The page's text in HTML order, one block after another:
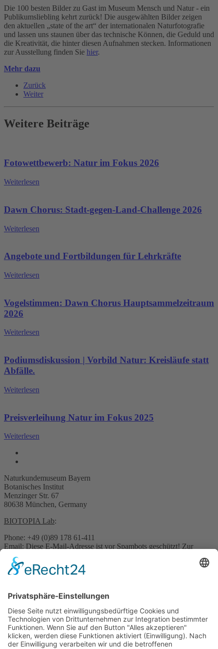
Die 100 besten Bilder zu Gast im Museum Mensch und Natur - ein
Publikumsliebling kehrt zurück! Die ausgewählten Bilder zeigen
den aktuellen „state of the art“ der internationalen Naturfotografie
und lassen uns staunen über das technische Können, die Geduld und
die Kreativität, die hinter diesen Aufnahmen stecken. Informationen
zur Ausstellung finden Sie hier.
Mehr dazu
Zurück
Weiter
Weitere Beiträge
Fotowettbewerb: Natur im Fokus 2026
Weiterlesen
Dawn Chorus: Stadt-gegen-Land-Challenge 2026
Weiterlesen
Angebote und Fortbildungen für Lehrkräfte
Weiterlesen
Vogelstimmen: Dawn Chorus Hauptsammelzeitraum
2026
Weiterlesen
Podiumsdiskussion | Vorbild Natur: Kreisläufe statt
Abfälle.
Weiterlesen
Preisverleihung Natur im Fokus 2025
Weiterlesen
Naturkundemuseum Bayern
Botanisches Institut
Menzinger Str. 67
80638 München, Germany
BIOTOPIA Lab:
Phone: +49 (0)89 178 61-411
Email: Diese E-Mail-Adresse ist vor Spambots geschützt! Zur
Anzeige muss JavaScript eingeschaltet sein.
Pressekontakt:
Anzeige muss JavaScript eingeschaltet sein.
Sonstige Anfragen:
Phone: +49 (0)89 178 61-422
Email:Diese E-Mail-Adresse ist vor Spambots geschützt! Zur